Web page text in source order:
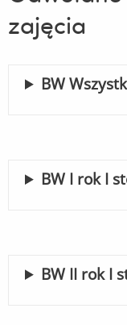
zajęcia
BW
BW I rok I
BW II rok I